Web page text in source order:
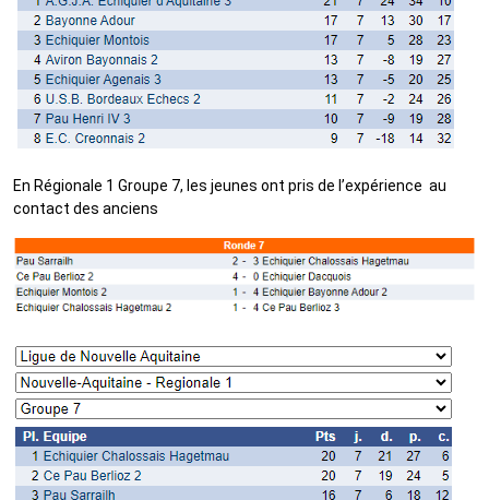
En Régionale 1 Groupe 7, les jeunes ont pris de l’expérience au
contact des anciens